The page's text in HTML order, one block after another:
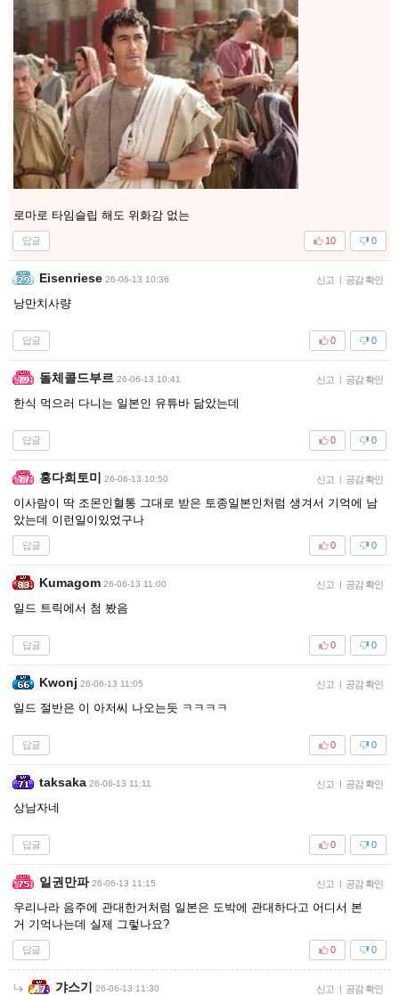
로마로 타임슬립 해도 위화감 없는
답글 0
10
Eisenriese 26-06-13 10:36 신고 | 공감 확인
낭만치사량
답글 0
0
돌체콜드부르 26-06-13 10:41 신고 | 공감 확인
한식 먹으러 다니는 일본인 유튜바 닮았는데
답글 0
0
홍다희토미 26-06-13 10:50 신고 | 공감 확인
이사람이 딱 조몬인혈통 그대로 받은 토종일본인처럼 생겨서 기억에 남
았는데 이런일이있었구나
답글 0
0
Kumagom 26-06-13 11:00 신고 | 공감 확인
일드 트릭에서 첨 봤음
답글 0
0
Kwonj 26-06-13 11:05 신고 | 공감 확인
일드 절반은 이 아저씨 나오는듯 ㅋㅋㅋㅋ
답글 0
0
taksaka 26-06-13 11:11 신고 | 공감 확인
상남자네
답글 0
0
일권만파 26-06-13 11:15 신고 | 공감 확인
우리나라 음주에 관대한거처럼 일본은 도박에 관대하다고 어디서 본
거 기억나는데 실제 그렇나요?
답글 0
0
갸스기 26-06-13 11:30 신고 | 공감 확인